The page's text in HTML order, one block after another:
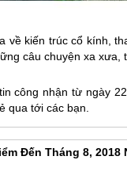
kiến trúc cổ kính,
câu chuyện xa
công nhận từ ngày
qua tới các bạn.
Đến Tháng 8, 2018